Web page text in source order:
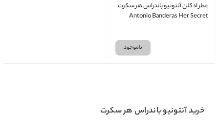
عطر ادکلن آنتونیو باندراس هر سکرت
Antonio Banderas Her Secret
ناموجود
خرید آنتونیو باندراس هر سکرت